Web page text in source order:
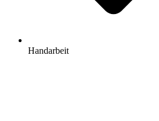
Handarbeit